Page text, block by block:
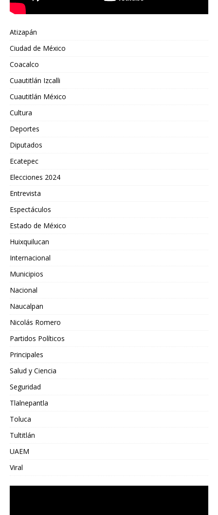
Atizapán
Ciudad de México
Coacalco
Cuautitlán Izcalli
Cuautitlán México
Cultura
Deportes
Diputados
Ecatepec
Elecciones 2024
Entrevista
Espectáculos
Estado de México
Huixquilucan
Internacional
Municipios
Nacional
Naucalpan
Nicolás Romero
Partidos Políticos
Principales
Salud y Ciencia
Seguridad
Tlalnepantla
Toluca
Tultitlán
UAEM
Viral